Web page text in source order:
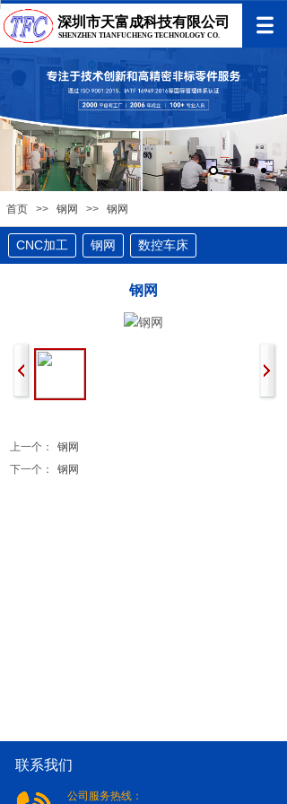
深圳市天富成科技有限公司
SHENZHEN TIANFUCHENG TECHNOLOGY CO.
首页 >> 钢网 >> 钢网
CNC加工 钢网 数控车床
钢网
上一个：
钢网
下一个：
钢网
公司服务热线：
联系我们